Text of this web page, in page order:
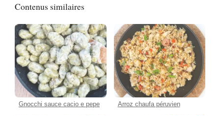
Contenus similaires
Gnocchi sauce cacio e pepe Arroz chaufa péruvien